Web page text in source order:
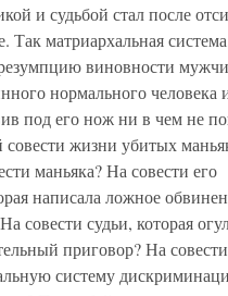
и судьбой стал после
Так матриархальная
виновности
нормального человека
под его нож ни в чем не
совести жизни убитых
маньяка? На совести его
написала ложное
совести судьи, которая
приговор? На
систему